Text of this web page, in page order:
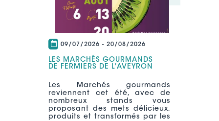
09/07/2026 - 20/08/2026
LES MARCHÉS GOURMANDS
DE FERMIERS DE L'AVEYRON
Les Marchés gourmands
reviennent cet été, avec de
nombreux stands vous
proposant des mets délicieux,
produits et transformés par les